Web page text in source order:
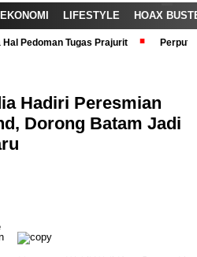
EKONOMI LIFESTYLE HOAX
Hal Pedoman Tugas Prajurit
Hadiri Peresmian
Dorong Batam Jadi